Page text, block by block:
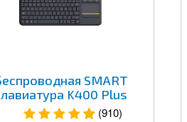
SMART
K400 Plus
(910)